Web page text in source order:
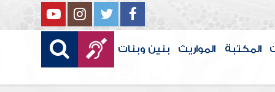
المكتبة المواريث بنين وبنات